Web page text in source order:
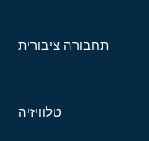
תחבורה ציבורית
טלוויזיה